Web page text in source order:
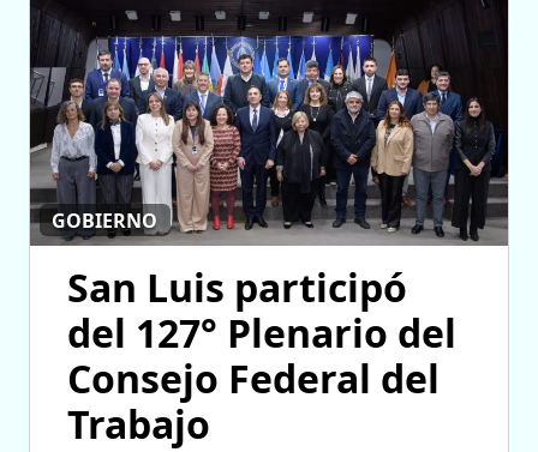
GOBIERNO
San Luis participó
del 127° Plenario del
Consejo Federal del
Trabajo